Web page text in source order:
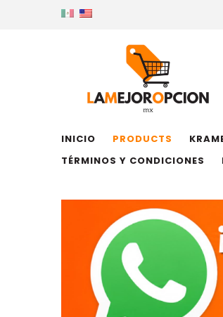
INICIO PRODUCTS
TÉRMINOS Y CONDICIONES